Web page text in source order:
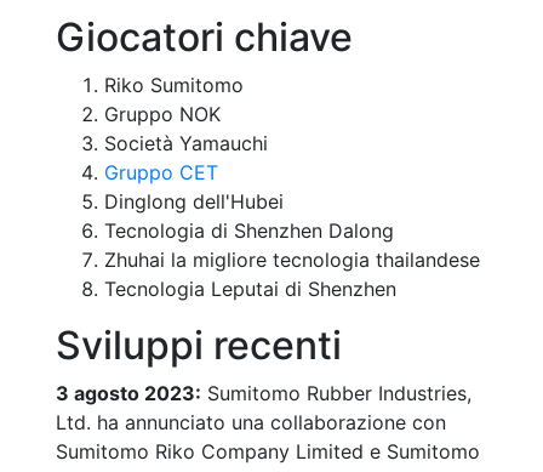
Giocatori chiave
Riko Sumitomo
Gruppo NOK
Società Yamauchi
Gruppo CET
Dinglong dell'Hubei
Tecnologia di Shenzhen Dalong
Zhuhai la migliore tecnologia thailandese
Tecnologia Leputai di Shenzhen
Sviluppi recenti
3 agosto 2023: Sumitomo Rubber Industries,
Ltd. ha annunciato una collaborazione con
Sumitomo Riko Company Limited e Sumitomo